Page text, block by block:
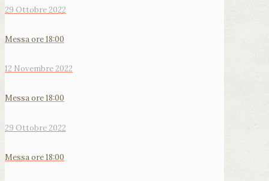
29 Ottobre 2022
Messa ore 18:00
12 Novembre 2022
Messa ore 18:00
29 Ottobre 2022
Messa ore 18:00